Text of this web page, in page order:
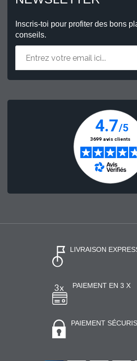
Inscris-toi pour profiter des bons
conseils.
LIVRAISON
PAIEMENT EN 3 X
PAIEMENT